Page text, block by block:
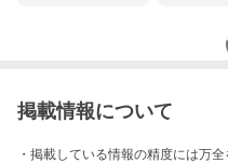
掲載情報について
・掲載している情報の精度には万